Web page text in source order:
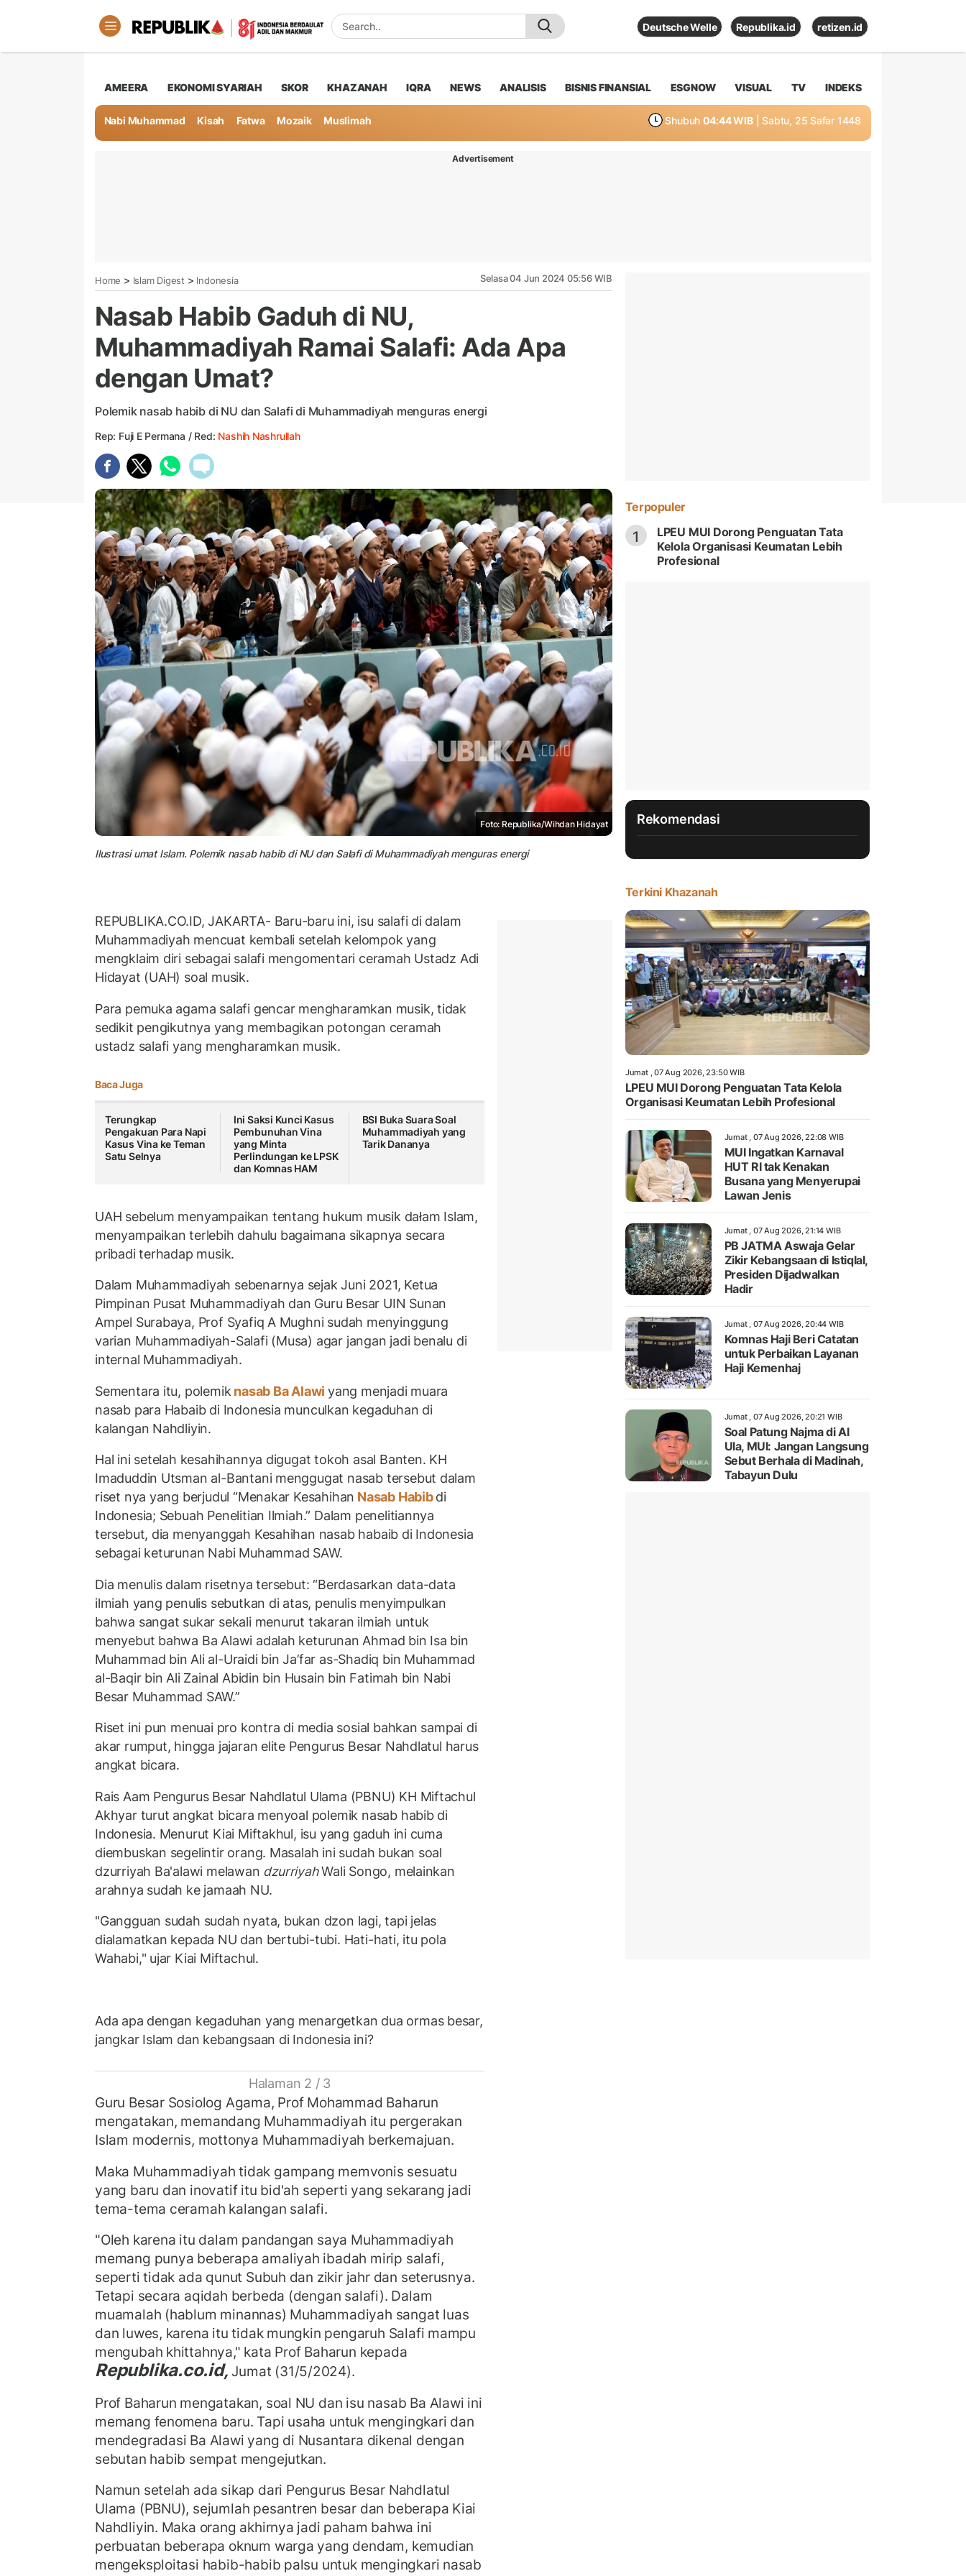
Deutsche Welle Republika.id retizen.id
AMEERA EKONOMI SYARIAH SKOR KHAZANAH IQRA NEWS ANALISIS BISNIS FINANSIAL ESGNOW VISUAL TV INDEKS
Nabi Muhammad Kisah Fatwa Mozaik Muslimah Shubuh 04:44 WIB | Sabtu, 25 Safar 1448
Advertisement
Home > Islam Digest > Indonesia Selasa 04 Jun 2024 05:56 WIB
Nasab Habib Gaduh di NU,
Muhammadiyah Ramai Salafi: Ada Apa
dengan Umat?
Polemik nasab habib di NU dan Salafi di Muhammadiyah menguras energi
Rep: Fuji E Permana / Red: Nashih Nashrullah
Foto: Republika/Wihdan Hidayat
Ilustrasi umat Islam. Polemik nasab habib di NU dan Salafi di Muhammadiyah menguras energi
REPUBLIKA.CO.ID, JAKARTA- Baru-baru ini, isu salafi di dalam
Muhammadiyah mencuat kembali setelah kelompok yang
mengklaim diri sebagai salafi mengomentari ceramah Ustadz Adi
Hidayat (UAH) soal musik.
Para pemuka agama salafi gencar mengharamkan musik, tidak
sedikit pengikutnya yang membagikan potongan ceramah
ustadz salafi yang mengharamkan musik.
Baca Juga
Terungkap
Pengakuan Para Napi
Kasus Vina ke Teman
Satu Selnya
Ini Saksi Kunci Kasus
Pembunuhan Vina
yang Minta
Perlindungan ke LPSK
dan Komnas HAM
BSI Buka Suara Soal
Muhammadiyah yang
Tarik Dananya
UAH sebelum menyampaikan tentang hukum musik dałam Islam,
menyampaikan terlebih dahulu bagaimana sikapnya secara
pribadi terhadap musik.
Dalam Muhammadiyah sebenarnya sejak Juni 2021, Ketua
Pimpinan Pusat Muhammadiyah dan Guru Besar UIN Sunan
Ampel Surabaya, Prof Syafiq A Mughni sudah menyinggung
varian Muhammadiyah-Salafi (Musa) agar jangan jadi benalu di
internal Muhammadiyah.
Sementara itu, polemik nasab Ba Alawiyang menjadi muara
nasab para Habaib di Indonesia munculkan kegaduhan di
kalangan Nahdliyin.
Hal ini setelah kesahihannya digugat tokoh asal Banten. KH
Imaduddin Utsman al-Bantani menggugat nasab tersebut dalam
riset nya yang berjudul “Menakar Kesahihan Nasab Habibdi
Indonesia; Sebuah Penelitian Ilmiah.” Dalam penelitiannya
tersebut, dia menyanggah Kesahihan nasab habaib di Indonesia
sebagai keturunan Nabi Muhammad SAW.
Dia menulis dalam risetnya tersebut: “Berdasarkan data-data
ilmiah yang penulis sebutkan di atas, penulis menyimpulkan
bahwa sangat sukar sekali menurut takaran ilmiah untuk
menyebut bahwa Ba Alawi adalah keturunan Ahmad bin Isa bin
Muhammad bin Ali al-Uraidi bin Ja’far as-Shadiq bin Muhammad
al-Baqir bin Ali Zainal Abidin bin Husain bin Fatimah bin Nabi
Besar Muhammad SAW.”
Riset ini pun menuai pro kontra di media sosial bahkan sampai di
akar rumput, hingga jajaran elite Pengurus Besar Nahdlatul harus
angkat bicara.
Rais Aam Pengurus Besar Nahdlatul Ulama (PBNU) KH Miftachul
Akhyar turut angkat bicara menyoal polemik nasab habib di
Indonesia. Menurut Kiai Miftakhul, isu yang gaduh ini cuma
diembuskan segelintir orang. Masalah ini sudah bukan soal
dzurriyah Ba'alawi melawan dzurriyahWali Songo, melainkan
arahnya sudah ke jamaah NU.
"Gangguan sudah sudah nyata, bukan dzon lagi, tapi jelas
dialamatkan kepada NU dan bertubi-tubi. Hati-hati, itu pola
Wahabi," ujar Kiai Miftachul.
Ada apa dengan kegaduhan yang menargetkan dua ormas besar,
jangkar Islam dan kebangsaan di Indonesia ini?
Halaman 2 / 3
Guru Besar Sosiolog Agama, Prof Mohammad Baharun
mengatakan, memandang Muhammadiyah itu pergerakan
Islam modernis, mottonya Muhammadiyah berkemajuan.
Maka Muhammadiyah tidak gampang memvonis sesuatu
yang baru dan inovatif itu bid'ah seperti yang sekarang jadi
tema-tema ceramah kalangan salafi.
"Oleh karena itu dalam pandangan saya Muhammadiyah
memang punya beberapa amaliyah ibadah mirip salafi,
seperti tidak ada qunut Subuh dan zikir jahr dan seterusnya.
Tetapi secara aqidah berbeda (dengan salafi). Dalam
muamalah (hablum minannas) Muhammadiyah sangat luas
dan luwes, karena itu tidak mungkin pengaruh Salafi mampu
mengubah khittahnya," kata Prof Baharun kepada
Republika.co.id, Jumat (31/5/2024).
Prof Baharun mengatakan, soal NU dan isu nasab Ba Alawi ini
memang fenomena baru. Tapi usaha untuk mengingkari dan
mendegradasi Ba Alawi yang di Nusantara dikenal dengan
sebutan habib sempat mengejutkan.
Namun setelah ada sikap dari Pengurus Besar Nahdlatul
Ulama (PBNU), sejumlah pesantren besar dan beberapa Kiai
Nahdliyin. Maka orang akhirnya jadi paham bahwa ini
perbuatan beberapa oknum warga yang dendam, kemudian
mengeksploitasi habib-habib palsu untuk mengingkari nasab
Terpopuler
1
LPEU MUI Dorong Penguatan Tata
Kelola Organisasi Keumatan Lebih
Profesional
Rekomendasi
Terkini Khazanah
Jumat , 07 Aug 2026, 23:50 WIB
LPEU MUI Dorong Penguatan Tata Kelola
Organisasi Keumatan Lebih Profesional
Jumat , 07 Aug 2026, 22:08 WIB
MUI Ingatkan Karnaval
HUT RI tak Kenakan
Busana yang Menyerupai
Lawan Jenis
Jumat , 07 Aug 2026, 21:14 WIB
PB JATMA Aswaja Gelar
Zikir Kebangsaan di Istiqlal,
Presiden Dijadwalkan
Hadir
Jumat , 07 Aug 2026, 20:44 WIB
Komnas Haji Beri Catatan
untuk Perbaikan Layanan
Haji Kemenhaj
Jumat , 07 Aug 2026, 20:21 WIB
Soal Patung Najma di Al
Ula, MUI: Jangan Langsung
Sebut Berhala di Madinah,
Tabayun Dulu